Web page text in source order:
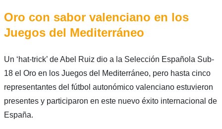
Oro con sabor valenciano en los
Juegos del Mediterráneo
Un ‘hat-trick’ de Abel Ruiz dio a la Selección Española Sub-
18 el Oro en los Juegos del Mediterráneo, pero hasta cinco
representantes del fútbol autonómico valenciano estuvieron
presentes y participaron en este nuevo éxito internacional de
España.